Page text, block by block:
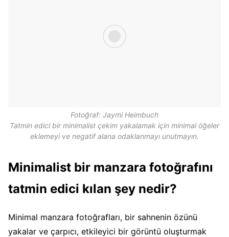
Fotoğraf: Jaymi Heimbuch
Tatmin edici bir minimalist çekim yakalamak için minimal öğeler
eklemeyi ve negatif alana odaklanmayı unutmayın.
Minimalist bir manzara fotoğrafını
tatmin edici kılan şey nedir?
Minimal manzara fotoğrafları, bir sahnenin özünü
yakalar ve çarpıcı, etkileyici bir görüntü oluşturmak